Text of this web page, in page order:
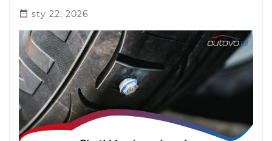
 sty 22, 2026